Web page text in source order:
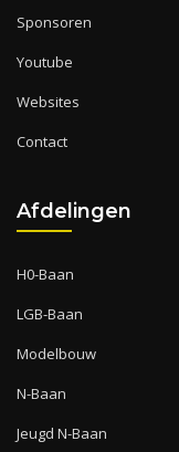
Sponsoren
Youtube
Websites
Contact
Afdelingen
H0-Baan
LGB-Baan
Modelbouw
N-Baan
Jeugd N-Baan